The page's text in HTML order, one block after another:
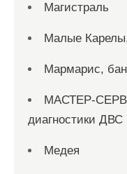
Магистраль
Малые
Мармарис,
МАСТЕР-
диагностики ДВС
Медея